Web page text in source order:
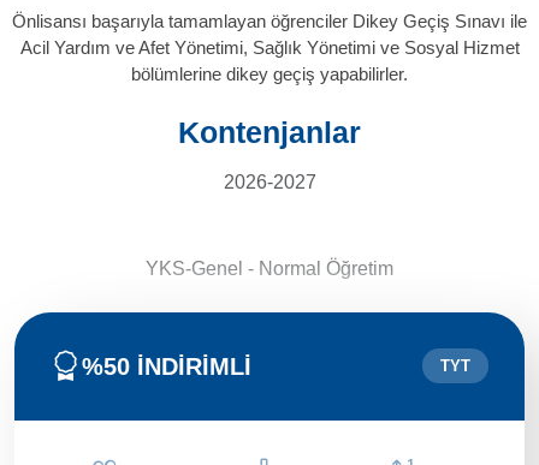
Önlisansı başarıyla tamamlayan öğrenciler Dikey Geçiş Sınavı ile
Acil Yardım ve Afet Yönetimi, Sağlık Yönetimi ve Sosyal Hizmet
bölümlerine dikey geçiş yapabilirler.
Kontenjanlar
2026-2027
YKS-Genel - Normal Öğretim
%50 İNDİRİMLİ TYT